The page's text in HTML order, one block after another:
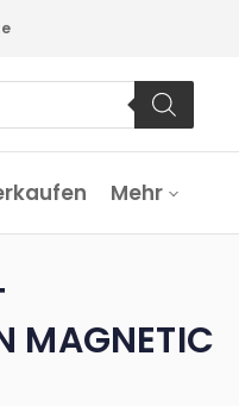
Mehr
MAGNETIC